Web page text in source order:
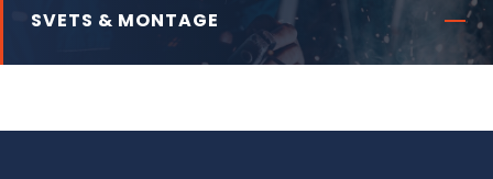
SVETS & MONTAGE